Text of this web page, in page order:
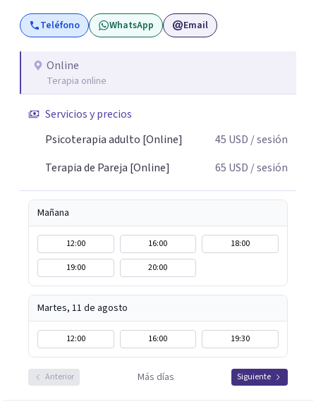
Breve, donde el modo en que te vinculas ocupa un lugar
central: cómo te relacionas contigo, con las demás
psicoterapia, cuento con especialización en sexoterapia,
por lo que también acompaño temas de salud sexual,
dificultades en el deseo, intimidad, orientación o
identidad. Busco que el espacio terapéutico sea un lugar
respeto y libertad. Trabajo con objetivos claros y
realistas, sin fórmulas rígidas: combinamos profundidad
emocional con una mirada práctica sobre tu vida diaria.
Teléfono WhatsApp Email
Online
Terapia online
Servicios y precios
Psicoterapia adulto [Online]
45 USD / sesión
Terapia de Pareja [Online]
65 USD / sesión
Mañana
12:00 16:00
18:00
19:00
20:00
Martes, 11 de agosto
12:00 16:00 19:30
Anterior Más días Siguiente